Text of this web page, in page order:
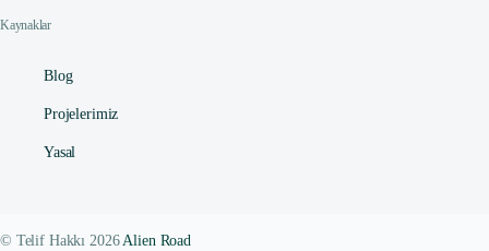
Kaynaklar
Blog
Projelerimiz
Yasal
© Telif Hakkı 2026Alien Road